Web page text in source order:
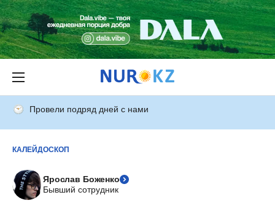
Провели подряд дней с нами
КАЛЕЙДОСКОП
Ярослав Боженко
Бывший сотрудник